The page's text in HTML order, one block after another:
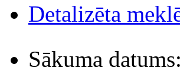
Detalizēta
Sākuma datums: